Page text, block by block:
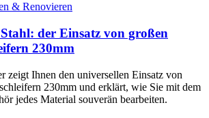
& Renovieren
der Einsatz von großen
230mm
zeigt Ihnen den universellen Einsatz von
230mm und erklärt, wie Sie mit dem
jedes Material souverän bearbeiten.